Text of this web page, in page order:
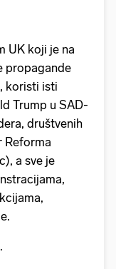
UK koji je na
propagande
koristi isti
Trump u SAD-
društvenih
Reforma
a sve je